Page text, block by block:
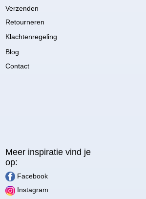
Verzenden
Retourneren
Klachtenregeling
Blog
Contact
Meer inspiratie vind je
op:
Facebook
Instagram